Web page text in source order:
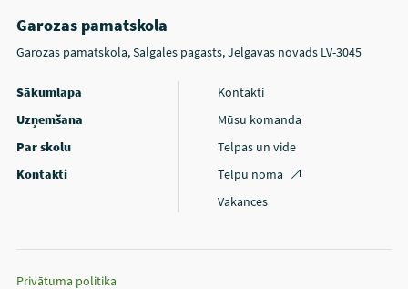
Garozas pamatskola
Garozas pamatskola, Salgales pagasts, Jelgavas novads LV-3045
Sākumlapa
Uzņemšana
Par skolu
Kontakti
Kontakti
Mūsu komanda
Telpas un vide
Telpu noma
Vakances
Privātuma politika